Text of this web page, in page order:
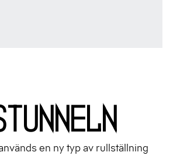
en ny typ av rullställning